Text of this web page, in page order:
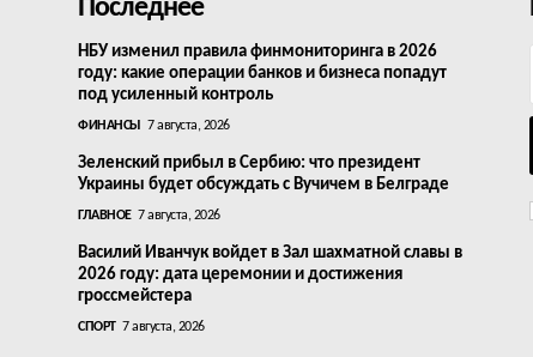
Последнее
НБУ изменил правила финмониторинга в 2026
году: какие операции банков и бизнеса попадут
под усиленный контроль
ФИНАНСЫ 7 августа, 2026
Зеленский прибыл в Сербию: что президент
Украины будет обсуждать с Вучичем в Белграде
ГЛАВНОЕ 7 августа, 2026
Василий Иванчук войдет в Зал шахматной славы в
2026 году: дата церемонии и достижения
гроссмейстера
СПОРТ 7 августа, 2026